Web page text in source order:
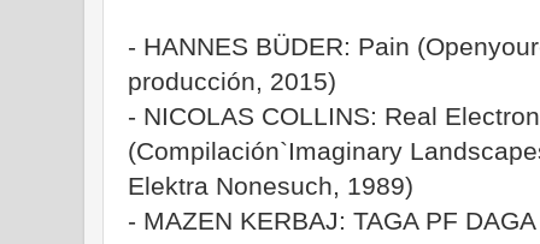
- HANNES BÜDER: Pain
producción, 2015)
- NICOLAS COLLINS: Real
(Compilación`Imaginary
Elektra Nonesuch, 1989)
- MAZEN KERBAJ: TAGA PF